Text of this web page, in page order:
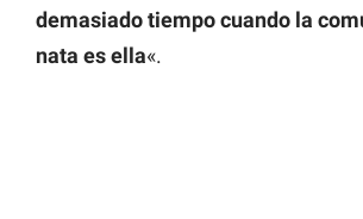
demasiado tiempo cuando la
nata es ella«.